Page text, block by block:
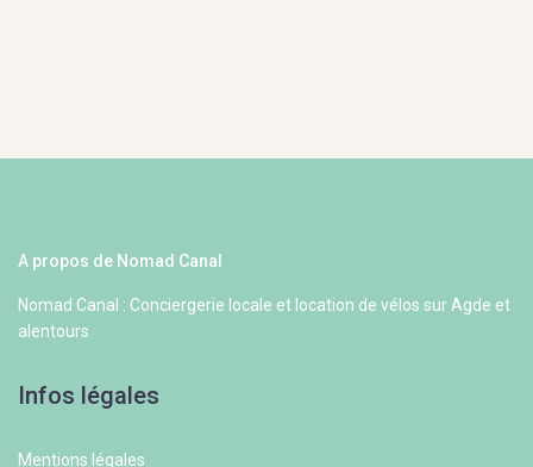
A propos de Nomad Canal
Nomad Canal : Conciergerie locale et location de vélos sur Agde et
alentours
Infos légales
Mentions légales